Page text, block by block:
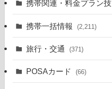
携帯関連・料金プラン技
携帯一括情報 (2,211)
旅行・交通 (371)
POSAカード (66)